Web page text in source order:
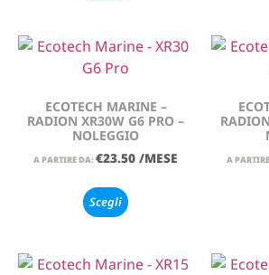
ECOTECH MARINE –
RADION XR30W G6 PRO –
NOLEGGIO
A PARTIRE DA: €23.50 /MESE
Scegli
A